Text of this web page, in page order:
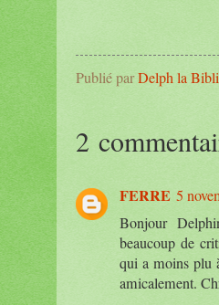
Publié parDelph la
2
FERRE 5
Bonjour
beaucoup de
qui a moins plu
amicalement.